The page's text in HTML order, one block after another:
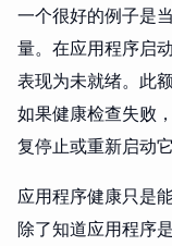
一个很好的例子是
量。在应用程序启
表现为未就绪。此
如果健康检查失败
复停止或重新启动它
应用程序健康只是
除了知道应用程序